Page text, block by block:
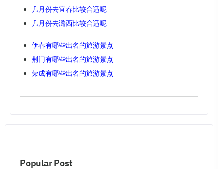
几月份去宜春比较合适呢
几月份去潞西比较合适呢
伊春有哪些出名的旅游景点
荆门有哪些出名的旅游景点
荣成有哪些出名的旅游景点
Popular Post